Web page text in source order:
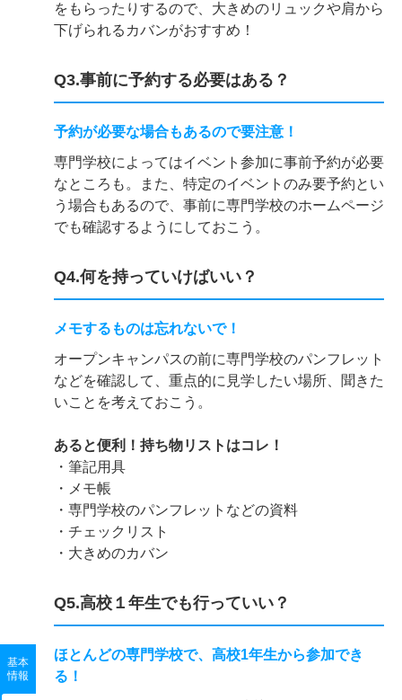
基本
情報
をもらったりするので、大きめのリュックや肩から
下げられるカバンがおすすめ！
Q3.事前に予約する必要はある？
予約が必要な場合もあるので要注意！
専門学校によってはイベント参加に事前予約が必要
なところも。また、特定のイベントのみ要予約とい
う場合もあるので、事前に専門学校のホームページ
でも確認するようにしておこう。
Q4.何を持っていけばいい？
メモするものは忘れないで！
オープンキャンパスの前に専門学校のパンフレット
などを確認して、重点的に見学したい場所、聞きた
いことを考えておこう。
あると便利！持ち物リストはコレ！
・筆記用具
・メモ帳
・専門学校のパンフレットなどの資料
・チェックリスト
・大きめのカバン
Q5.高校１年生でも行っていい？
ほとんどの専門学校で、高校1年生から参加でき
る！